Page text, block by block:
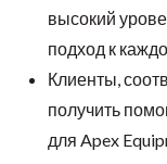
высокий
подход к
Клиенты,
получить
для Apex